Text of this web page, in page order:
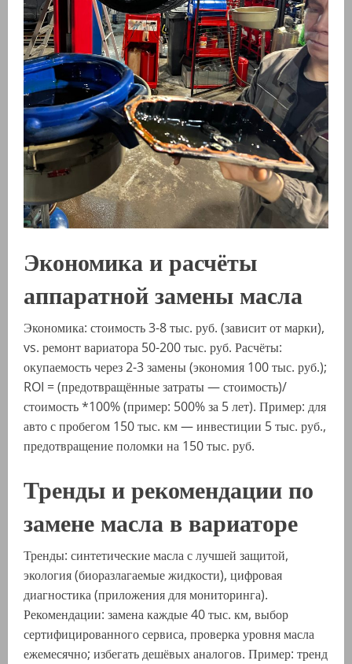
Экономика и расчёты
аппаратной замены масла
Экономика: стоимость 3-8 тыс. руб. (зависит от марки),
vs. ремонт вариатора 50-200 тыс. руб. Расчёты:
окупаемость через 2-3 замены (экономия 100 тыс. руб.);
ROI = (предотвращённые затраты — стоимость)/
стоимость *100% (пример: 500% за 5 лет). Пример: для
авто с пробегом 150 тыс. км — инвестиции 5 тыс. руб.,
предотвращение поломки на 150 тыс. руб.
Тренды и рекомендации по
замене масла в вариаторе
Тренды: синтетические масла с лучшей защитой,
экология (биоразлагаемые жидкости), цифровая
диагностика (приложения для мониторинга).
Рекомендации: замена каждые 40 тыс. км, выбор
сертифицированного сервиса, проверка уровня масла
ежемесячно; избегать дешёвых аналогов. Пример: тренд